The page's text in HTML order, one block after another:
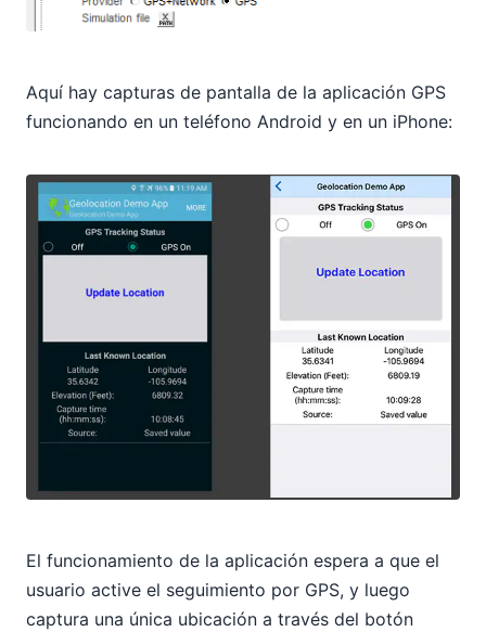
Aquí hay capturas de pantalla de la aplicación GPS
funcionando en un teléfono Android y en un iPhone:
El funcionamiento de la aplicación espera a que el
usuario active el seguimiento por GPS, y luego
captura una única ubicación a través del botón